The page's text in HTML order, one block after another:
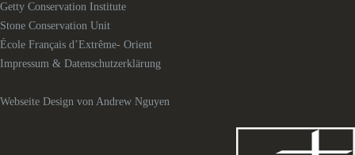
Getty Conservation Institute
Stone Conservation Unit
École Français d’Extrême- Orient
Impressum & Datenschutzerklärung
Webseite Design von Andrew Nguyen